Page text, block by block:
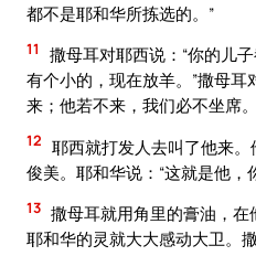
都不是耶和华所拣选的。”
11
撒母耳对耶西说：“你的儿
有个小的，现在放羊。”撒母耳
来；他若不来，我们必不坐席
12 耶西就打发人去叫了他来
俊美。耶和华说：“这就是他，
13 撒母耳就用角里的膏油，在
耶和华的灵就大大感动大卫。